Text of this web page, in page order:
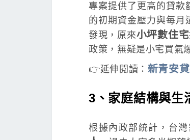
專案提供了更高的貸款
的初期資金壓力與每月
發現，原來小坪數住宅
政策，無疑是小宅買氣
👉延伸閱讀： 新青安
3、家庭結構與生
根據內政部統計，台